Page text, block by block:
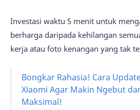
Investasi waktu 5 menit untuk
berharga daripada kehilangan
kerja atau foto kenangan yang tak
Bongkar Rahasia! Cara
Xiaomi Agar Makin Ngebut
Maksimal!